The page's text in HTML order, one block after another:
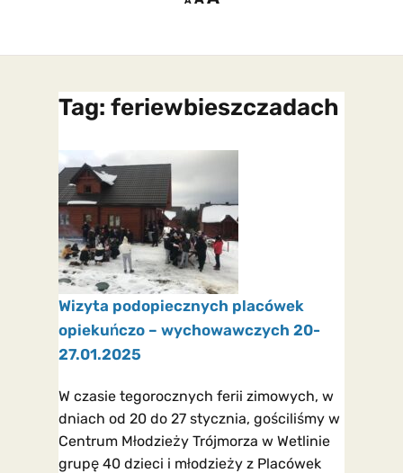
Tag: feriewbieszczadach
Wizyta podopiecznych placówek
opiekuńczo – wychowawczych 20-
27.01.2025
W czasie tegorocznych ferii zimowych, w
dniach od 20 do 27 stycznia, gościliśmy w
Centrum Młodzieży Trójmorza w Wetlinie
grupę 40 dzieci i młodzieży z Placówek